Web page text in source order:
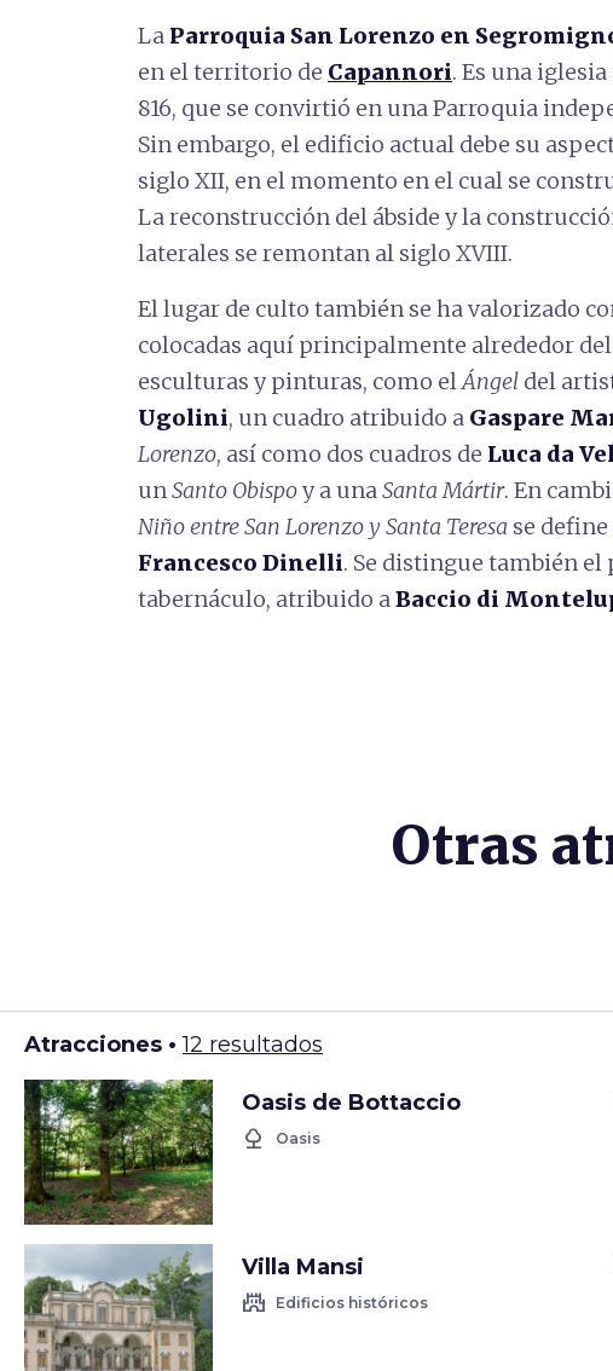
La Parroquia San Lorenzo en
en el territorio de Capannori. Es una
816, que se convirtió en una Parroquia
Sin embargo, el edificio actual debe su
siglo XII, en el momento en el cual se
La reconstrucción del ábside y la
laterales se remontan al siglo XVIII.
El lugar de culto también se ha valorizado
colocadas aquí principalmente alrededor del
esculturas y pinturas, como elÁngel del
Ugolini, un cuadro atribuido a Gaspare
Lorenzo, así como dos cuadros de Luca da
unSanto Obispoy a unaSanta Mártir. En
Niño entre San Lorenzo y Santa Teresa se
Francesco Dinelli. Se distingue también
tabernáculo, atribuido aBaccio di
Otras
Atracciones •12 resultados
Oasis de Bottaccio
nature Oasis
Villa Mansi
castle Edificios históricos